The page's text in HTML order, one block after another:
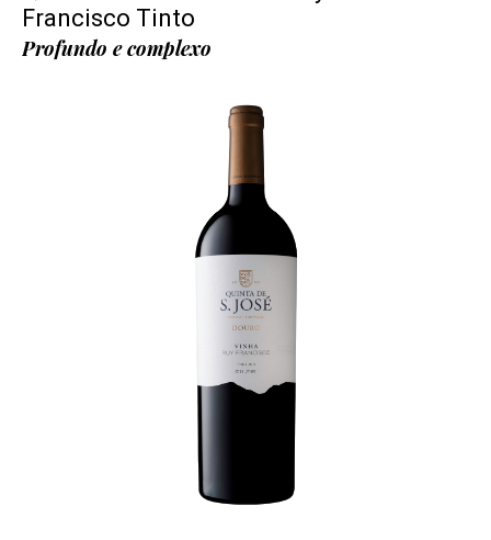
Francisco Tinto
Profundo e complexo